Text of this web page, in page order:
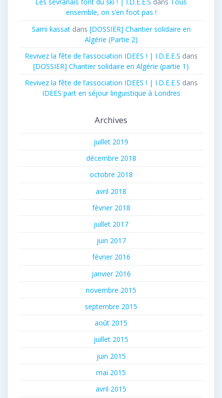
Les sevranais font du ski ! | I.D.E.E.S dans Tous
ensemble, on s’en foot pas !
Sami kassatdans [DOSSIER] Chantier solidaire en
Algérie (Partie 2)
Revivez la fête de l’association IDEES ! | I.D.E.E.S dans
[DOSSIER] Chantier solidaire en Algérie (partie 1)
Revivez la fête de l’association IDEES ! | I.D.E.E.S dans
IDEES part en séjour linguistique à Londres
Archives
juillet 2019
décembre 2018
octobre 2018
avril 2018
février 2018
juillet 2017
juin 2017
février 2016
janvier 2016
novembre 2015
septembre 2015
août 2015
juillet 2015
juin 2015
mai 2015
avril 2015